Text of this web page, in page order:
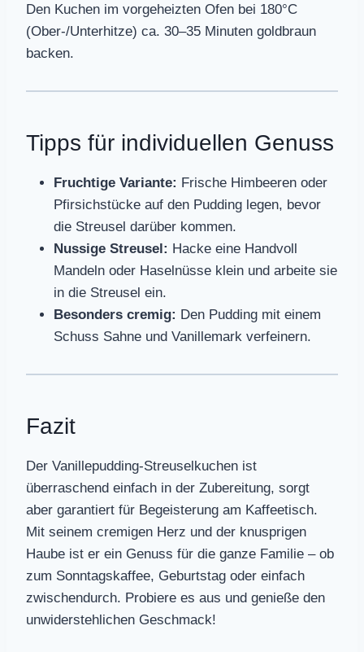
Den Kuchen im vorgeheizten Ofen bei 180°C
(Ober-/Unterhitze) ca. 30–35 Minuten goldbraun
backen.
Tipps für individuellen Genuss
Fruchtige Variante: Frische Himbeeren oder
Pfirsichstücke auf den Pudding legen, bevor
die Streusel darüber kommen.
Nussige Streusel: Hacke eine Handvoll
Mandeln oder Haselnüsse klein und arbeite sie
in die Streusel ein.
Besonders cremig: Den Pudding mit einem
Schuss Sahne und Vanillemark verfeinern.
Fazit
Der Vanillepudding-Streuselkuchen ist
überraschend einfach in der Zubereitung, sorgt
aber garantiert für Begeisterung am Kaffeetisch.
Mit seinem cremigen Herz und der knusprigen
Haube ist er ein Genuss für die ganze Familie – ob
zum Sonntagskaffee, Geburtstag oder einfach
zwischendurch. Probiere es aus und genieße den
unwiderstehlichen Geschmack!